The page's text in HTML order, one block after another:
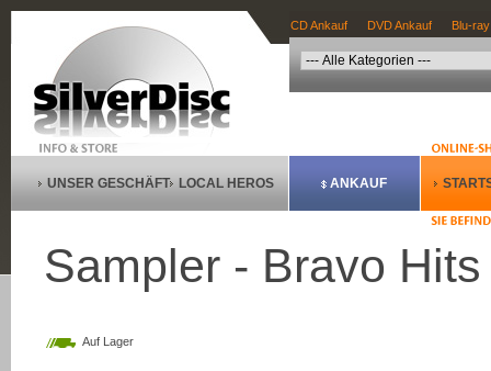
CD Ankauf DVD Ankauf Blu-
UNSER GESCHÄFT LOCAL HEROS ANKAUF
Sampler - Bravo
Auf Lager